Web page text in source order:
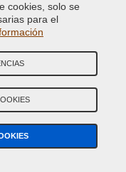
cookies, solo se
para el